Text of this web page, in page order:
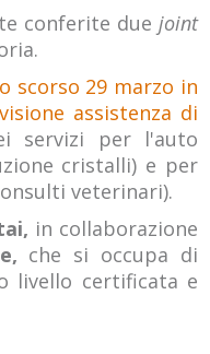
conferite due joint
scorso 29 marzo in
assistenza di
servizi per l'auto
cristalli) e per
veterinari).
in collaborazione
che si occupa di
livello certificata e